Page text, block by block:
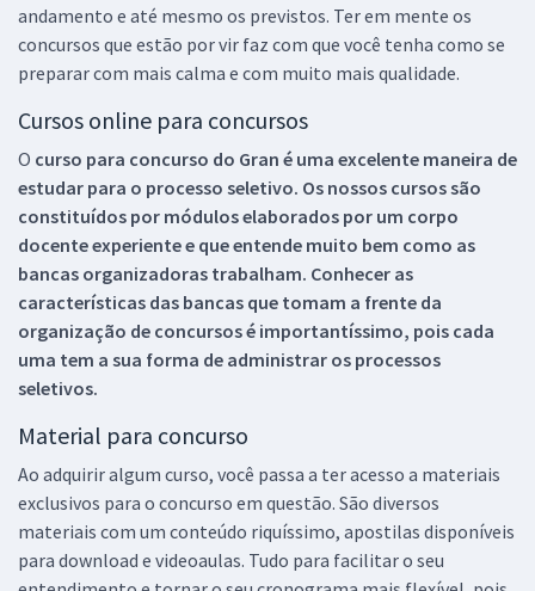
andamento e até mesmo os previstos. Ter em mente os
concursos que estão por vir faz com que você tenha como se
preparar com mais calma e com muito mais qualidade.
Cursos online para concursos
O curso para concurso do Gran é uma excelente maneira de
estudar para o processo seletivo. Os nossos cursos são
constituídos por módulos elaborados por um corpo
docente experiente e que entende muito bem como as
bancas organizadoras trabalham. Conhecer as
características das bancas que tomam a frente da
organização de concursos é importantíssimo, pois cada
uma tem a sua forma de administrar os processos
seletivos.
Material para concurso
Ao adquirir algum curso, você passa a ter acesso a materiais
exclusivos para o concurso em questão. São diversos
materiais com um conteúdo riquíssimo, apostilas disponíveis
para download e videoaulas. Tudo para facilitar o seu